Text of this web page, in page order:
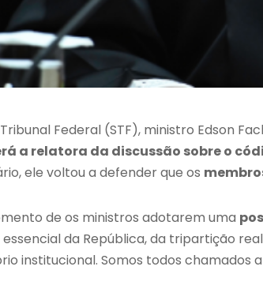
Federal (STF), ministro Edson
a relatora da discussão sobre o
ele voltou a defender que os
de os ministros adotarem uma
da República, da tripartição
institucional. Somos todos chamados